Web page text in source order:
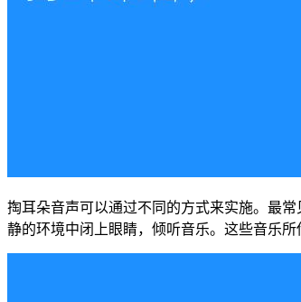
掏耳朵音声可以通过不同的方式来实施。最
静的环境中闭上眼睛，倾听音乐。这些音乐